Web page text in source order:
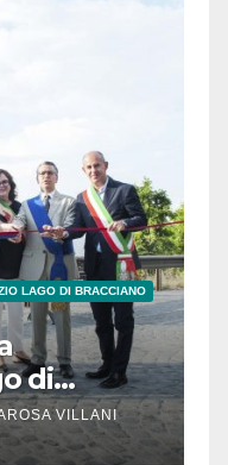
LAGO DI BRACCIANO
di
VILLANI